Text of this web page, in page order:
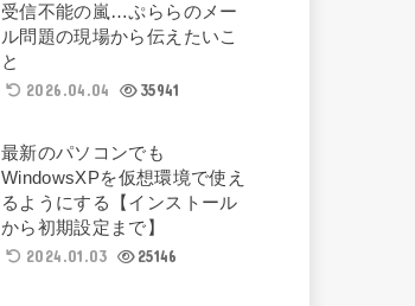
受信不能の嵐…ぷららのメー
ル問題の現場から伝えたいこ
と
2026.04.04
35941
最新のパソコンでも
WindowsXPを仮想環境で使え
るようにする【インストール
から初期設定まで】
2024.01.03
25146